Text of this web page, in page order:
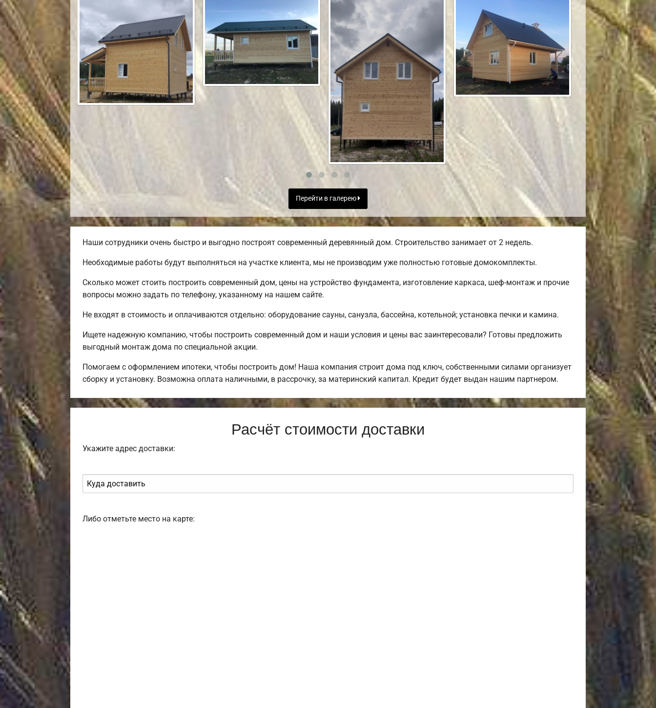
Перейти в галерею
Наши сотрудники очень быстро и выгодно построят современный деревянный дом. Строительство занимает от 2 недель.
Необходимые работы будут выполняться на участке клиента, мы не производим уже полностью готовые домокомплекты.
Сколько может стоить построить современный дом, цены на устройство фундамента, изготовление каркаса, шеф-монтаж и прочие
вопросы можно задать по телефону, указанному на нашем сайте.
Не входят в стоимость и оплачиваются отдельно: оборудование сауны, санузла, бассейна, котельной; установка печки и камина.
Ищете надежную компанию, чтобы построить современный дом и наши условия и цены вас заинтересовали? Готовы предложить
выгодный монтаж дома по специальной акции.
Помогаем с оформлением ипотеки, чтобы построить дом! Наша компания строит дома под ключ, собственными силами организует
сборку и установку. Возможна оплата наличными, в рассрочку, за материнский капитал. Кредит будет выдан нашим партнером.
Расчёт стоимости доставки
Укажите адрес доставки:
Либо отметьте место на карте: